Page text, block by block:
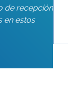
de recepción
en estos